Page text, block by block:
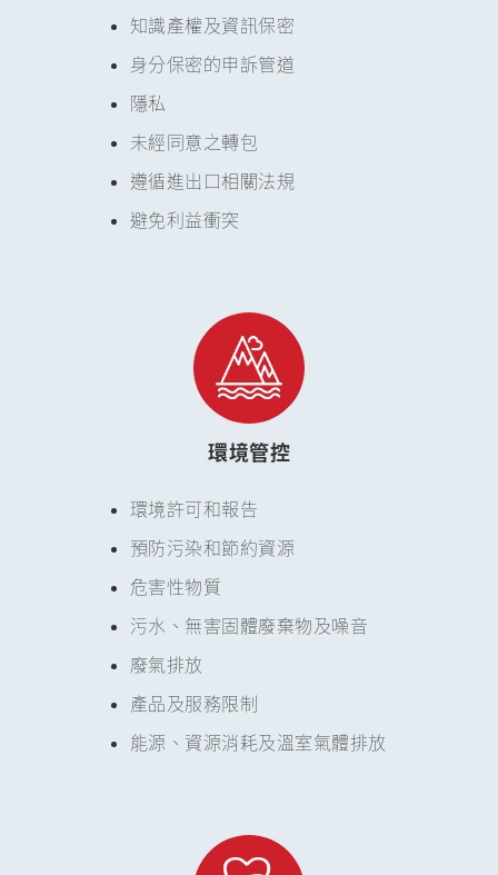
知識產權及資訊保密
身分保密的申訴管道
隱私
未經同意之轉包
遵循進出口相關法規
避免利益衝突
環境管控
環境許可和報告
預防污染和節約資源
危害性物質
污水、無害固體廢棄物及噪音
廢氣排放
產品及服務限制
能源、資源消耗及溫室氣體排放